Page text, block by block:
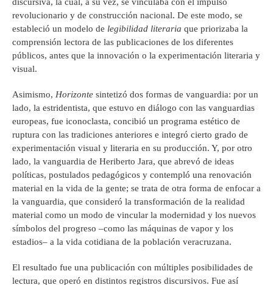
discursiva, la cual, a su vez, se vinculaba con el impulso
revolucionario y de construcción nacional. De este modo, se
estableció un modelo de legibilidad literaria que priorizaba la
comprensión lectora de las publicaciones de los diferentes
públicos, antes que la innovación o la experimentación literaria y
visual.
Asimismo, Horizonte sintetizó dos formas de vanguardia: por un
lado, la estridentista, que estuvo en diálogo con las vanguardias
europeas, fue iconoclasta, concibió un programa estético de
ruptura con las tradiciones anteriores e integró cierto grado de
experimentación visual y literaria en su producción. Y, por otro
lado, la vanguardia de Heriberto Jara, que abrevó de ideas
políticas, postulados pedagógicos y contempló una renovación
material en la vida de la gente; se trata de otra forma de enfocar a
la vanguardia, que consideró la transformación de la realidad
material como un modo de vincular la modernidad y los nuevos
símbolos del progreso –como las máquinas de vapor y los
estadios– a la vida cotidiana de la población veracruzana.
El resultado fue una publicación con múltiples posibilidades de
lectura, que operó en distintos registros discursivos. Fue así